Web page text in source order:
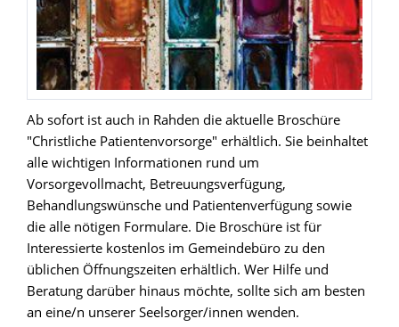
Ab sofort ist auch in Rahden die aktuelle Broschüre
"Christliche Patientenvorsorge" erhältlich. Sie beinhaltet
alle wichtigen Informationen rund um
Vorsorgevollmacht, Betreuungsverfügung,
Behandlungswünsche und Patientenverfügung sowie
die alle nötigen Formulare. Die Broschüre ist für
Interessierte kostenlos im Gemeindebüro zu den
üblichen Öffnungszeiten erhältlich. Wer Hilfe und
Beratung darüber hinaus möchte, sollte sich am besten
an eine/n unserer Seelsorger/innen wenden.